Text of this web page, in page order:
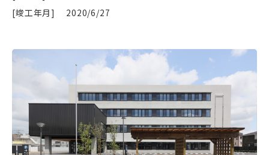
[竣工年月]
2020/6/27